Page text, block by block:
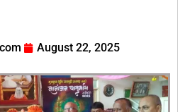
August 22, 2025